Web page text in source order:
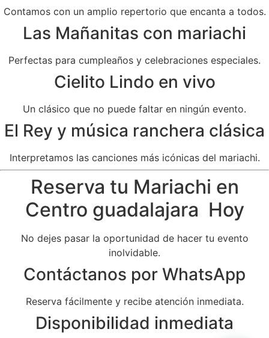
Contamos con un amplio repertorio que encanta a todos.
Las Mañanitas con mariachi
Perfectas para cumpleaños y celebraciones especiales.
Cielito Lindo en vivo
Un clásico que no puede faltar en ningún evento.
El Rey y música ranchera clásica
Interpretamos las canciones más icónicas del mariachi.
Reserva tu Mariachi en
Centro guadalajara Hoy
No dejes pasar la oportunidad de hacer tu evento
inolvidable.
Contáctanos por WhatsApp
Reserva fácilmente y recibe atención inmediata.
Disponibilidad inmediata